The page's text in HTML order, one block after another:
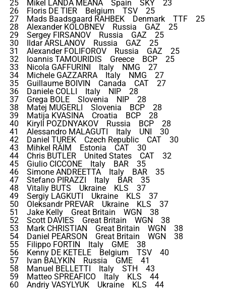
25 Mikel LANDA MEANA Spain SKY 23
26 Floris DE TIER Belgium TSV 25
27 Mads Baadsgaard RAHBEK Denmark TTF 25
28 Alexander KOLOBNEV Russia GAZ 25
29 Sergey FIRSANOV Russia GAZ 25
30 Ildar ARSLANOV Russia GAZ 25
31 Alexander FOLIFOROV Russia GAZ 25
32 Ioannis TAMOURIDIS Greece BCP 25
33 Nicola GAFFURINI Italy NMG 27
34 Michele GAZZARRA Italy NMG 27
35 Guillaume BOIVIN Canada CAT 27
36 Daniele COLLI Italy NIP 28
37 Grega BOLE Slovenia NIP 28
38 Matej MUGERLI Slovenia BCP 28
39 Matija KVASINA Croatia BCP 28
40 Kiryll POZDNYAKOV Russia BCP 28
41 Alessandro MALAGUTI Italy UNI 30
42 Daniel TUREK Czech Republic CAT 30
43 Mihkel RÄIM Estonia CAT 30
44 Chris BUTLER United States CAT 32
45 Giulio CICCONE Italy BAR 35
46 Simone ANDREETTA Italy BAR 35
47 Stefano PIRAZZI Italy BAR 35
48 Vitaliy BUTS Ukraine KLS 37
49 Sergiy LAGKUTI Ukraine KLS 37
50 Oleksandr PREVAR Ukraine KLS 37
51 Jake Kelly Great Britain WGN 38
52 Scott DAVIES Great Britain WGN 38
53 Mark CHRISTIAN Great Britain WGN 38
54 Daniel PEARSON Great Britain WGN 38
55 Filippo FORTIN Italy GME 38
56 Kenny DE KETELE Belgium TSV 40
57 Ivan BALYKIN Russia GME 41
58 Manuel BELLETTI Italy STH 43
59 Matteo SPREAFICO Italy KLS 44
60 Andriy VASYLYUK Ukraine KLS 44